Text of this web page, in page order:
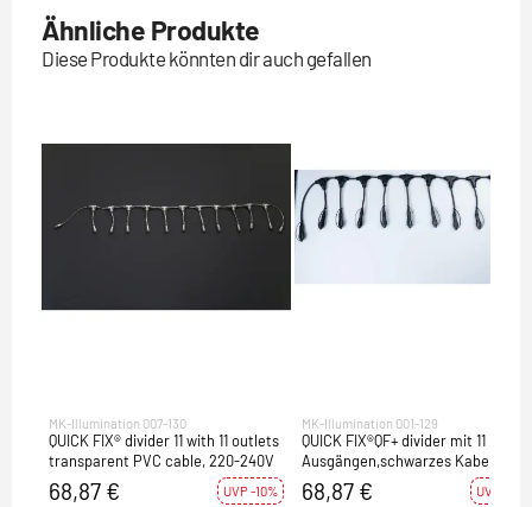
Ähnliche Produkte
Diese Produkte könnten dir auch gefallen
MK-Illumination 007-130
QUICK FIX® divider 11 with 11 outlets
transparent PVC cable, 220-240V
68,87 € UVP -10%
MK-Illumination 001-129
QUICK FIX®QF+ divider mit 11
Ausgängen,schwarzes Kabel, 220-
240V
68,87 € UVP -10%